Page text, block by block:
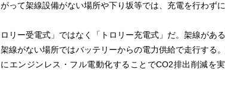
って架線設備がない場所や下り坂等では、充電を行わず
リー受電式」ではなく「トロリー充電式」だ。架線があ
線がない場所ではバッテリーからの電力供給で走行する
エンジンレス・フル電動化することでCO2排出削減を